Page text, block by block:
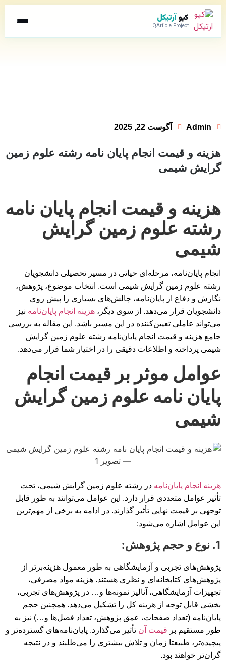
کیوآرتیکل
QArticle Project
Admin آگوست 22, 2025
هزینه و قیمت انجام پایان نامه رشته علوم زمین
گرایش شیمی
هزینه و قیمت انجام پایان نامه
رشته علوم زمین گرایش
شیمی
انجام پایان‌نامه، مرحله‌ای حیاتی در مسیر تحصیلی دانشجویان
رشته علوم زمین گرایش شیمی است. انتخاب موضوع، پژوهش،
نگارش و دفاع از پایان‌نامه، چالش‌های بسیاری را پیش روی
دانشجویان قرار می‌دهد. از سوی دیگر، هزینه انجام پایان‌نامه نیز
می‌تواند عاملی تعیین‌کننده در این مسیر باشد. این مقاله به بررسی
جامع هزینه و قیمت انجام پایان‌نامه رشته علوم زمین گرایش
شیمی پرداخته و اطلاعات دقیقی را در اختیار شما قرار می‌دهد.
عوامل موثر بر قیمت انجام
پایان نامه علوم زمین گرایش
شیمی
هزینه انجام پایان‌نامه در رشته علوم زمین گرایش شیمی، تحت
تأثیر عوامل متعددی قرار دارد. این عوامل می‌توانند به طور قابل
توجهی بر قیمت نهایی تأثیر گذارند. در ادامه به برخی از مهم‌ترین
این عوامل اشاره می‌شود:
1. نوع و حجم پژوهش:
پژوهش‌های تجربی و آزمایشگاهی به طور معمول هزینه‌برتر از
پژوهش‌های کتابخانه‌ای و نظری هستند. هزینه مواد مصرفی،
تجهیزات آزمایشگاهی، آنالیز نمونه‌ها و… در پژوهش‌های تجربی،
بخشی قابل توجه از هزینه کل را تشکیل می‌دهد. همچنین حجم
پایان‌نامه (تعداد صفحات، عمق پژوهش، تعداد فصل‌ها و…) نیز به
طور مستقیم بر قیمت آن تأثیر می‌گذارد. پایان‌نامه‌های گسترده‌تر و
پیچیده‌تر، طبیعتا زمان و تلاش بیشتری را می‌طلبند و در نتیجه
گران‌تر خواهند بود.